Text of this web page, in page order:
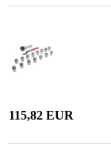
115,82 EUR